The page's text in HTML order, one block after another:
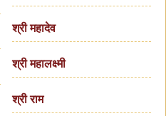
श्री महादेव
श्री महालक्ष्मी
श्री राम